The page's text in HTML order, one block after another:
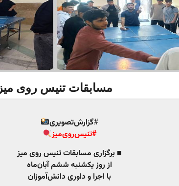
مسابقات تنیس روی میز
#گزارش‌تصویری
#تنیس‌روی‌میز
■ برگزاری مسابقات تنیس روی میز
از روز یکشنبه ششم آبان‌ماه
با اجرا و داوری دانش‌آموزان